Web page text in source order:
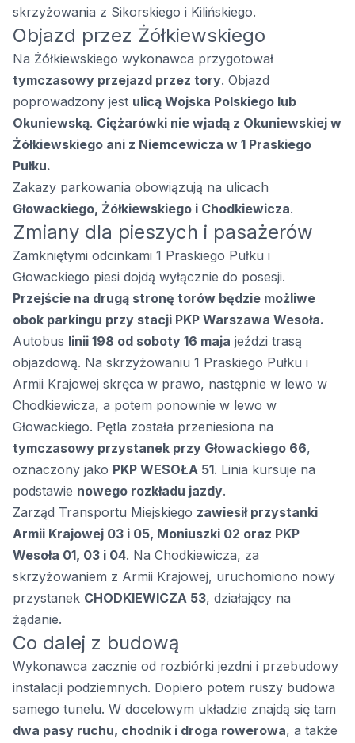
skrzyżowania z Sikorskiego i Kilińskiego.
Objazd przez Żółkiewskiego
Na Żółkiewskiego wykonawca przygotował
tymczasowy przejazd przez tory. Objazd
poprowadzony jest ulicą Wojska Polskiego lub
Okuniewską. Ciężarówki nie wjadą z Okuniewskiej w
Żółkiewskiego ani z Niemcewicza w 1 Praskiego
Pułku.
Zakazy parkowania obowiązują na ulicach
Głowackiego, Żółkiewskiego i Chodkiewicza.
Zmiany dla pieszych i pasażerów
Zamkniętymi odcinkami 1 Praskiego Pułku i
Głowackiego piesi dojdą wyłącznie do posesji.
Przejście na drugą stronę torów będzie możliwe
obok parkingu przy stacji PKP Warszawa Wesoła.
Autobus linii 198 od soboty 16 maja jeździ trasą
objazdową. Na skrzyżowaniu 1 Praskiego Pułku i
Armii Krajowej skręca w prawo, następnie w lewo w
Chodkiewicza, a potem ponownie w lewo w
Głowackiego. Pętla została przeniesiona na
tymczasowy przystanek przy Głowackiego 66,
oznaczony jako PKP WESOŁA 51. Linia kursuje na
podstawie nowego rozkładu jazdy.
Zarząd Transportu Miejskiego zawiesił przystanki
Armii Krajowej 03 i 05, Moniuszki 02 oraz PKP
Wesoła 01, 03 i 04. Na Chodkiewicza, za
skrzyżowaniem z Armii Krajowej, uruchomiono nowy
przystanek CHODKIEWICZA 53, działający na
żądanie.
Co dalej z budową
Wykonawca zacznie od rozbiórki jezdni i przebudowy
instalacji podziemnych. Dopiero potem ruszy budowa
samego tunelu. W docelowym układzie znajdą się tam
dwa pasy ruchu, chodnik i droga rowerowa, a także